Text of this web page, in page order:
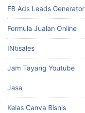
FB Ads Leads Generator
Formula Jualan Online
INtisales
Jam Tayang Youtube
Jasa
Kelas Canva Bisnis